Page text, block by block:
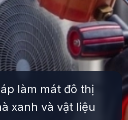
làm mát đô thị
xanh và vật liệu